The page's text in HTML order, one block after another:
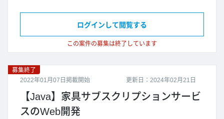
この案件の募集は終了しています
ログインして閲覧する
更新日：2024年02月21日
募集終了
2022年01月07日掲載開始
【Java】家具サブスクリプションサービ
スのWeb開発